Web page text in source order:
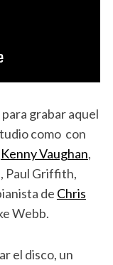
grabar aquel
como con
Kenny Vaughan,
Paul Griffith,
de Chris
Webb.
el disco, un